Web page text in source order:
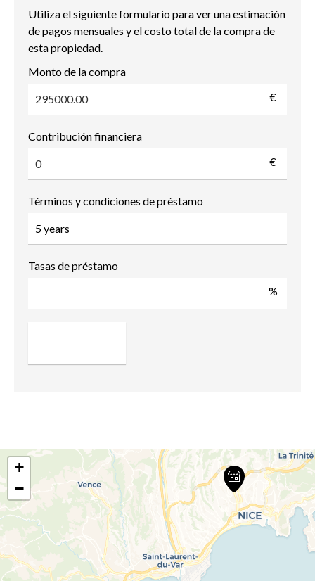
Utiliza el siguiente formulario para ver una estimación
de pagos mensuales y el costo total de la compra de
esta propiedad.
Monto de la compra
€
Contribución financiera
€
Términos y condiciones de préstamo
Tasas de préstamo
%
+
−